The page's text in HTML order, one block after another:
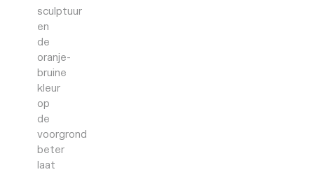
sculptuur
en
de
oranje-
bruine
kleur
op
de
voorgrond
beter
laat